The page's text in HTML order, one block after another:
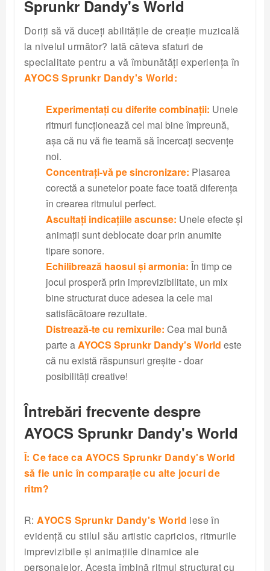
Sprunkr Dandy's World
Doriți să vă duceți abilitățile de creație muzicală
la nivelul următor? Iată câteva sfaturi de
specialitate pentru a vă îmbunătăți experiența în
AYOCS Sprunkr Dandy's World:
Experimentați cu diferite combinații: Unele
ritmuri funcționează cel mai bine împreună,
așa că nu vă fie teamă să încercați secvențe
noi.
Concentrați-vă pe sincronizare: Plasarea
corectă a sunetelor poate face toată diferența
în crearea ritmului perfect.
Ascultați indicațiile ascunse: Unele efecte și
animații sunt deblocate doar prin anumite
tipare sonore.
Echilibrează haosul și armonia: În timp ce
jocul prosperă prin imprevizibilitate, un mix
bine structurat duce adesea la cele mai
satisfăcătoare rezultate.
Distrează-te cu remixurile: Cea mai bună
parte aAYOCS Sprunkr Dandy's World este
că nu există răspunsuri greșite - doar
posibilități creative!
Întrebări frecvente despre
AYOCS Sprunkr Dandy's World
Î: Ce face ca AYOCS Sprunkr Dandy's World
să fie unic în comparație cu alte jocuri de
ritm?
R:AYOCS Sprunkr Dandy's World iese în
evidență cu stilul său artistic capricios, ritmurile
imprevizibile și animațiile dinamice ale
personajelor. Acesta îmbină ritmul structurat cu